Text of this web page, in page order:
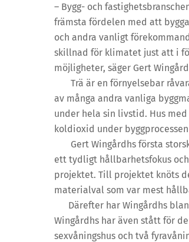
– Bygg- och
främsta fördelen med att
och andra vanligt
skillnad för klimatet just att i
möjligheter, säger Gert
Trä är en förnyelsebar
av många andra vanliga
under hela sin livstid. Hus
koldioxid under
Gert Wingårdhs första
ett tydligt hållbarhetsfokus
projektet. Till projektet knöts
materialval som var mest
Därefter har Wingårdhs
Wingårdhs har även stått för
sexvåningshus och två